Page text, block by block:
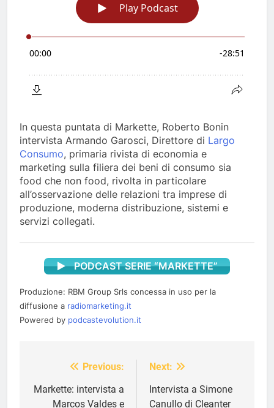
In questa puntata di Markette, Roberto Bonin
intervista Armando Garosci, Direttore di Largo
Consumo, primaria rivista di economia e
marketing sulla filiera dei beni di consumo sia
food che non food, rivolta in particolare
all’osservazione delle relazioni tra imprese di
produzione, moderna distribuzione, sistemi e
servizi collegati.
PODCAST SERIE “MARKETTE”
Produzione: RBM Group Srls concessa in uso per la
diffusione a radiomarketing.it
Powered by podcastevolution.it
Navigazione
articoli
Previous:
Markette: intervista a
Marcos Valdes e
Next:
Intervista a Simone
Canullo di Cleanter